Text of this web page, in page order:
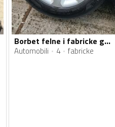
Borbet felne i fabricke gume
Automobili 4 fabricke